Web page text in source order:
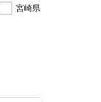
宮崎県